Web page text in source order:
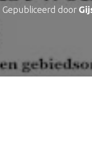
Gepubliceerd door